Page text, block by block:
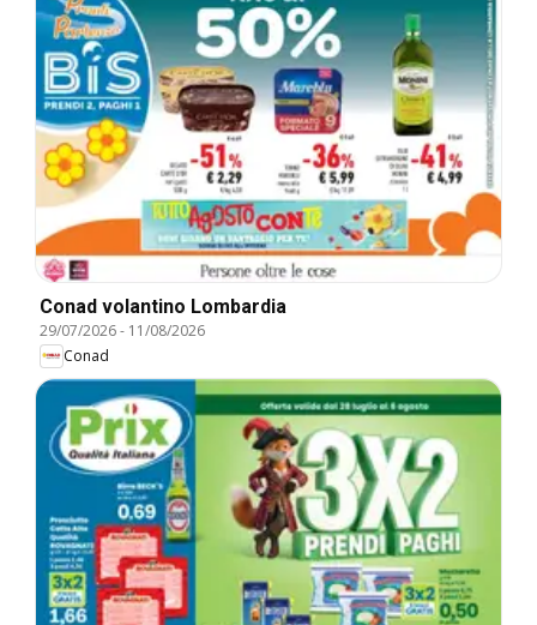
Conad volantino Lombardia
29/07/2026- 11/08/2026
Conad